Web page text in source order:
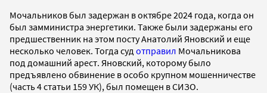
Мочальников был задержан в октябре 2024 года, когда он
был замминистра энергетики. Также были задержаны его
предшественник на этом посту Анатолий Яновский и еще
несколько человек. Тогда суд отправил Мочальникова
под домашний арест. Яновский, которому было
предъявлено обвинение в особо крупном мошенничестве
(часть 4 статьи 159 УК), был помещен в СИЗО.